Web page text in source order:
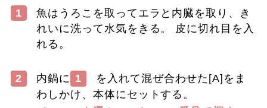
1
魚はうろこを取ってエラと内臓を取り、き
れいに洗って水気をきる。 皮に切れ目を入
れる。
2 内鍋に 1
を入れて混ぜ合わせた[A]をま
わしかけ、本体にセットする。